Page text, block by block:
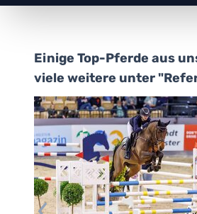
Einige Top-Pferde aus
viele weitere unter